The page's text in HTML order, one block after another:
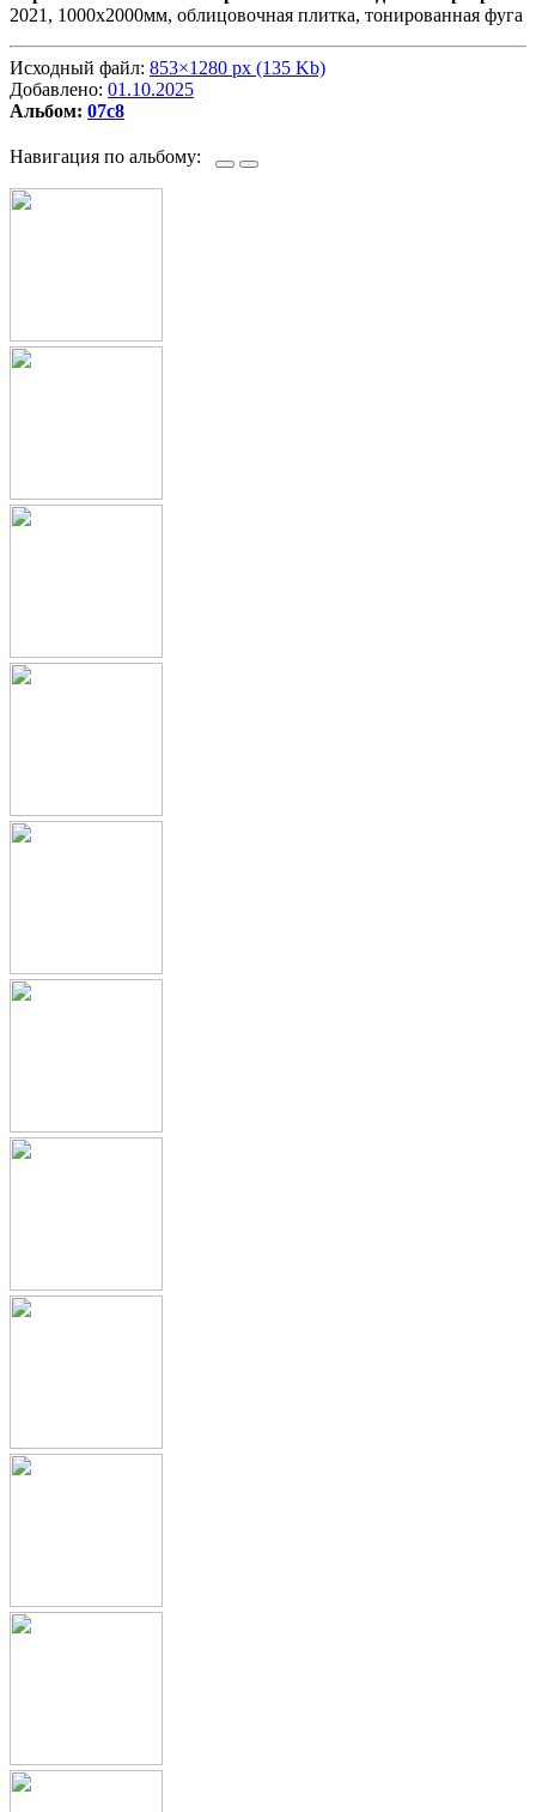
2021, 1000х2000мм, облицовочная плитка, тонированная фуга
Исходный файл: 853×1280 px (135 Kb)
Добавлено: 01.10.2025
Альбом: 07c8
Навигация по альбому: